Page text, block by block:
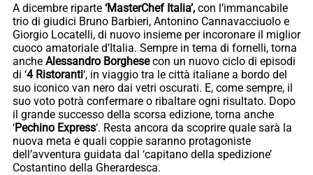
A dicembre riparte ‘MasterChef Italia’, con l’immancabile
trio di giudici Bruno Barbieri, Antonino Cannavacciuolo e
Giorgio Locatelli, di nuovo insieme per incoronare il miglior
cuoco amatoriale d’Italia. Sempre in tema di fornelli, torna
anche Alessandro Borghesecon un nuovo ciclo di episodi
di ‘4 Ristoranti‘, in viaggio tra le città italiane a bordo del
suo iconico van nero dai vetri oscurati. E, come sempre, il
suo voto potrà confermare o ribaltare ogni risultato. Dopo
il grande successo della scorsa edizione, torna anche
‘Pechino Express‘. Resta ancora da scoprire quale sarà la
nuova meta e quali coppie saranno protagoniste
dell’avventura guidata dal ‘capitano della spedizione’
Costantino della Gherardesca.